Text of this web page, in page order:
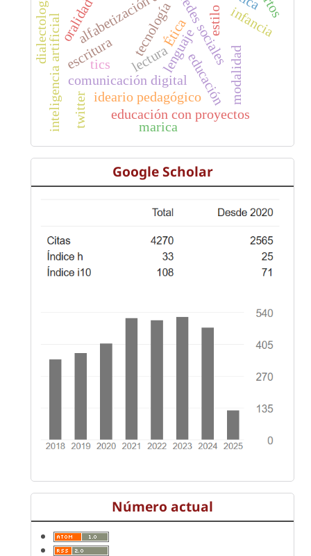
lenguaje
tecnología
comunicación digitaleducación
inteligencia artificial tics
ideario pedagógico
educación con proyectos
modalidad
redes sociales
estilo
lectura
escritura
oralidad
marica
dialectología
twitter
infancia
Ética
Google Scholar
Número actual